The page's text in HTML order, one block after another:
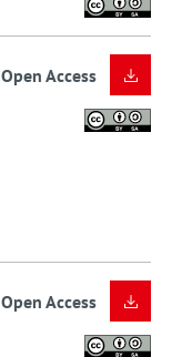
Open Access
Open Access